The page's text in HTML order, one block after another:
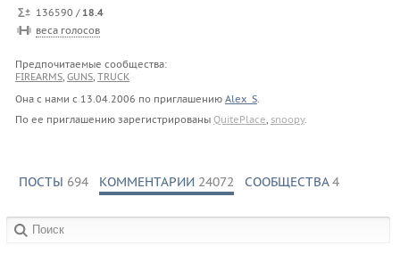
136590 / 18.4
веса голосов
Предпочитаемые сообщества:
FIREARMS, GUNS, TRUCK
Она с нами с 13.04.2006 по приглашению Alex_S.
По ее приглашению зарегистрированы QuitePlace, snoopy.
ПОСТЫ 694 КОММЕНТАРИИ 24072 СООБЩЕСТВА 4